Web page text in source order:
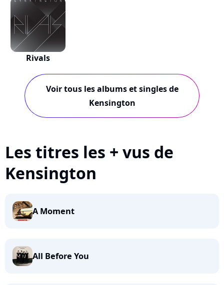
Rivals
Voir tous les albums et singles de
Kensington
Les titres les + vus de
Kensington
A Moment
All Before You